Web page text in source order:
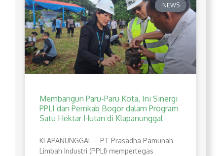
NEWS
Membangun Paru-Paru Kota, Ini Sinergi
PPLI dan Pemkab Bogor dalam Program
Satu Hektar Hutan di Klapanunggal
​KLAPANUNGGAL – PT Prasadha Pamunah
Limbah Industri (PPLI) mempertegas